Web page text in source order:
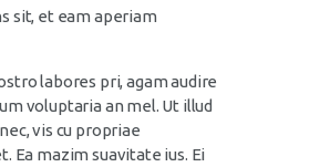
sit, et eam aperiam
labores pri, agam audire
voluptaria an mel. Ut illud
vis cu propriae
Ea mazim suavitate ius. Ei